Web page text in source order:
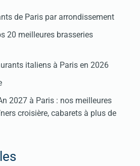
de Paris par arrondissement
20 meilleures brasseries
italiens à Paris en 2026
2027 à Paris : nos meilleures
croisière, cabarets à plus de